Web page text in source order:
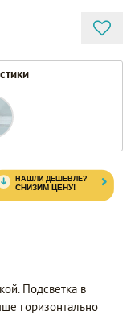
Подсветка в
горизонтально